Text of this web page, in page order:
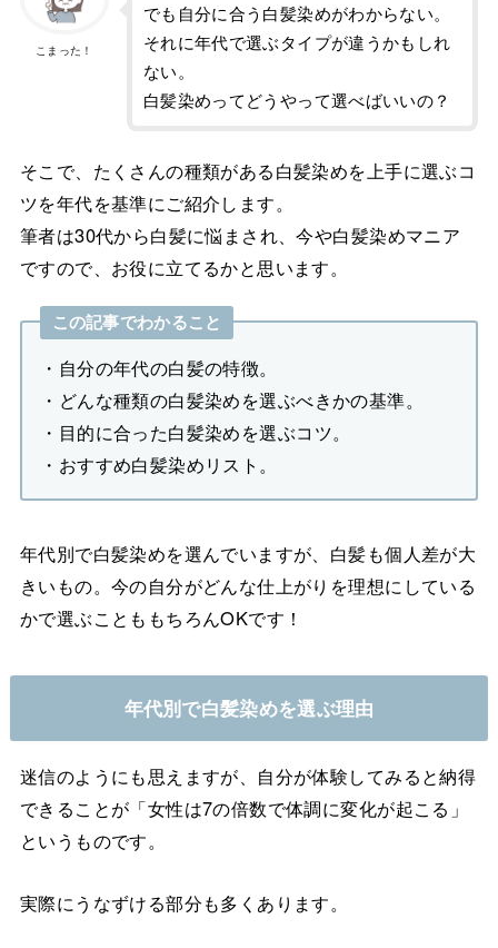
こまった！
でも自分に合う白髪染めがわからない。
それに年代で選ぶタイプが違うかもしれ
ない。
白髪染めってどうやって選べばいいの？
そこで、たくさんの種類がある白髪染めを上手に選ぶコ
ツを年代を基準にご紹介します。
筆者は30代から白髪に悩まされ、今や白髪染めマニア
ですので、お役に立てるかと思います。
この記事でわかること
・自分の年代の白髪の特徴。
・どんな種類の白髪染めを選ぶべきかの基準。
・目的に合った白髪染めを選ぶコツ。
・おすすめ白髪染めリスト。
年代別で白髪染めを選んでいますが、白髪も個人差が大
きいもの。今の自分がどんな仕上がりを理想にしている
かで選ぶことももちろんOKです！
年代別で白髪染めを選ぶ理由
迷信のようにも思えますが、自分が体験してみると納得
できることが「女性は7の倍数で体調に変化が起こる」
というものです。
実際にうなずける部分も多くあります。